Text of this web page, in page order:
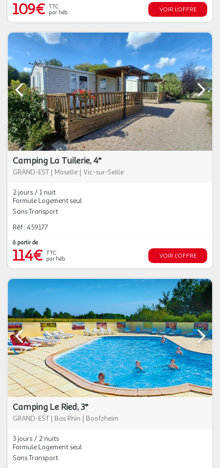
109€ TTC
par héb.
VOIR L'OFFRE
Camping La Tuilerie, 4*
GRAND-EST | Moselle | Vic-sur-Seille
2 jours / 1 nuit
Formule Logement seul
Sans Transport
Réf : 459177
à partir de
114€ TTC
par héb.
VOIR L'OFFRE
Camping Le Ried, 3*
GRAND-EST | Bas Rhin | Boofzheim
3 jours / 2 nuits
Formule Logement seul
Sans Transport